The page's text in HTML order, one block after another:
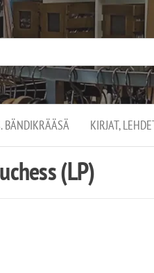
BÄNDIKRÄÄSÄ KIRJAT,
(LP)